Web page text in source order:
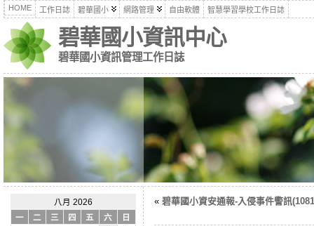
HOME 工作日誌 碧華國小 網路管理 自由軟體 智慧學習學校工作日誌
碧華國小資訊中心
碧華國小資訊管理工作日誌
八月 2026
一
二 三 四 五 六
日
« 碧華國小資安通報-入侵事件警訊